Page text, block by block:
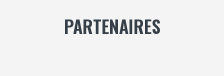
PARTENAIRES